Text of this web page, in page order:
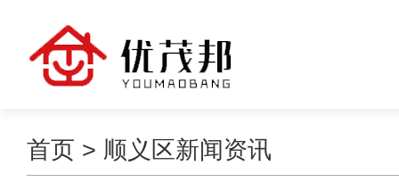
首页 > 顺义区新闻资讯